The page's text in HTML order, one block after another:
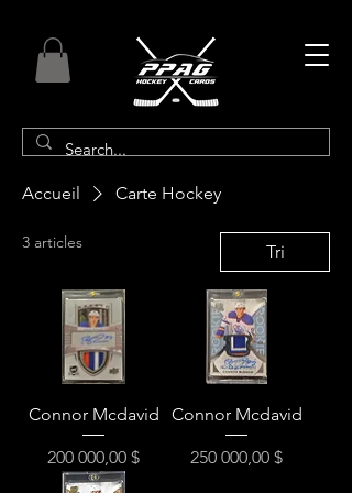
Accueil Carte Hockey
3 articles Tri
Connor Mcdavid
Prix
200 000,00 $
Connor Mcdavid
Prix
250 000,00 $